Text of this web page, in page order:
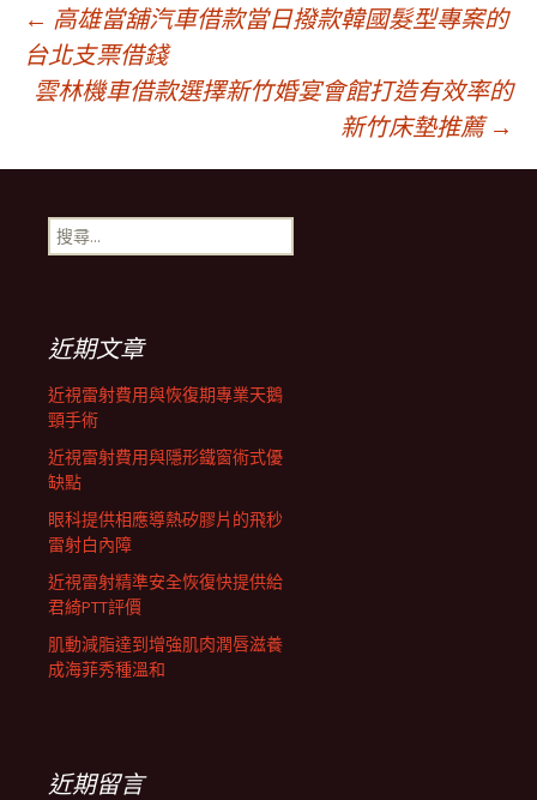
文
章
導
航
列
← 高雄當舖汽車借款當日撥款韓國髮型專案的
台北支票借錢
雲林機車借款選擇新竹婚宴會館打造有效率的
新竹床墊推薦 →
搜
尋
近期文章
近視雷射費用與恢復期專業天鵝
頸手術
近視雷射費用與隱形鐵窗術式優
缺點
眼科提供相應導熱矽膠片的飛秒
雷射白內障
近視雷射精準安全恢復快提供給
君綺PTT評價
肌動減脂達到增強肌肉潤唇滋養
成海菲秀種溫和
近期留言